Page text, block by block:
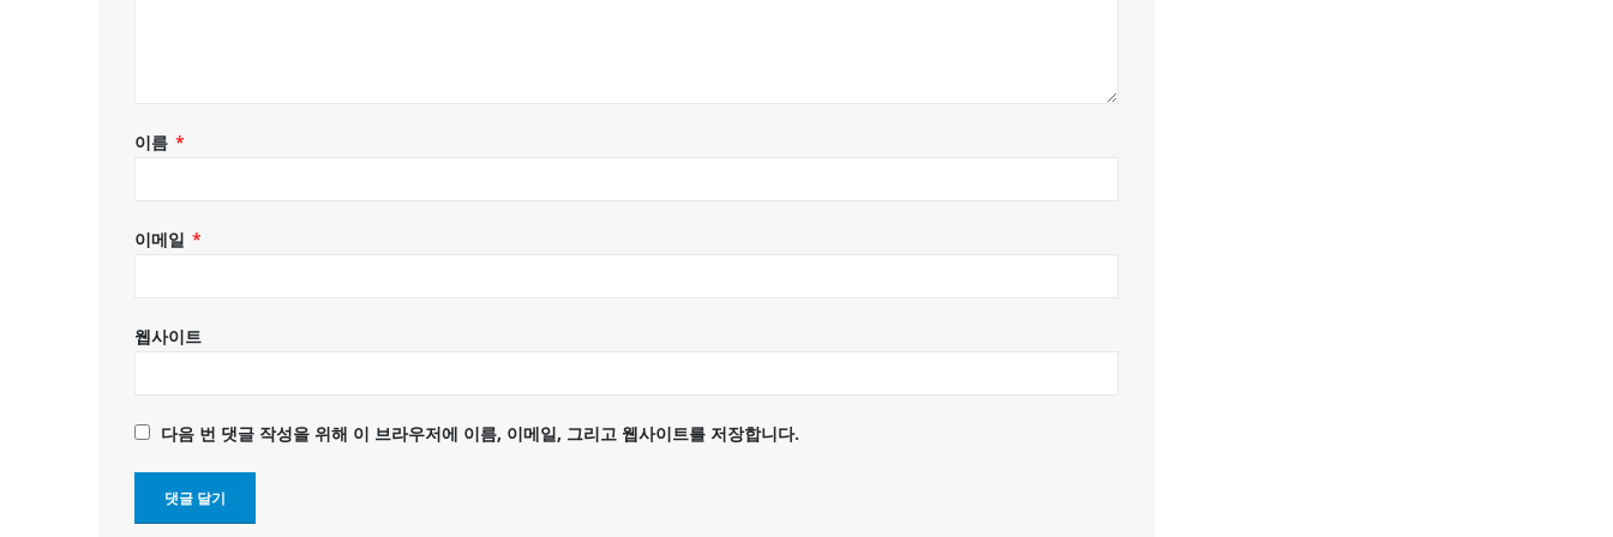
이름 *
이메일 *
웹사이트
다음 번 댓글 작성을 위해 이 브라우저에 이름, 이메일, 그리고 웹사이트를 저장합니다.